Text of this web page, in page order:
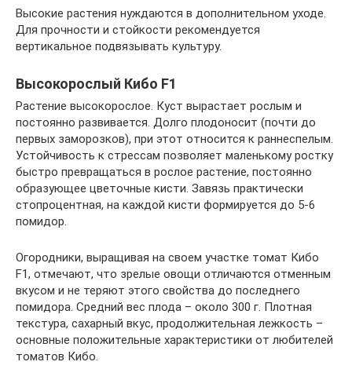
Высокие растения нуждаются в дополнительном уходе.
Для прочности и стойкости рекомендуется
вертикальное подвязывать культуру.
Высокорослый Кибо F1
Растение высокорослое. Куст вырастает рослым и
постоянно развивается. Долго плодоносит (почти до
первых заморозков), при этот относится к раннеспелым.
Устойчивость к стрессам позволяет маленькому ростку
быстро превращаться в рослое растение, постоянно
образующее цветочные кисти. Завязь практически
стопроцентная, на каждой кисти формируется до 5-6
помидор.
Огородники, выращивая на своем участке томат Кибо
F1, отмечают, что зрелые овощи отличаются отменным
вкусом и не теряют этого свойства до последнего
помидора. Средний вес плода – около 300 г. Плотная
текстура, сахарный вкус, продолжительная лежкость –
основные положительные характеристики от любителей
томатов Кибо.